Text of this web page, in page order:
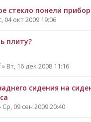
стекло понели
04 окт 2009 19:06
плиту?
» Вт, 16 дек 2008 11:16
сидения на
Ср, 09 сен 2009 20:40